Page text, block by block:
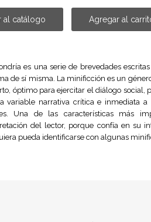
al catálogo Agregar al
es una serie de brevedades
de sí misma. La minificción es un
óptimo para ejercitar el diálogo
variable narrativa crítica e inmediata
Una de las características más
del lector, porque confía en su
pueda identificarse con algunas